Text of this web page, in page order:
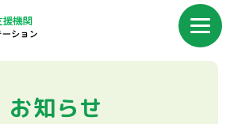
お知らせ